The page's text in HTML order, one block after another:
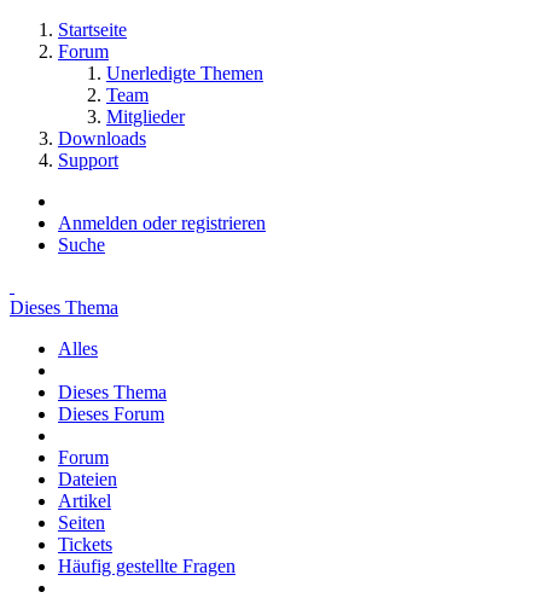
Startseite
Forum
Unerledigte Themen
Team
Mitglieder
Downloads
Support
Anmelden oder registrieren
Suche
Dieses Thema
Alles
Dieses Thema
Dieses Forum
Forum
Dateien
Artikel
Seiten
Tickets
Häufig gestellte Fragen